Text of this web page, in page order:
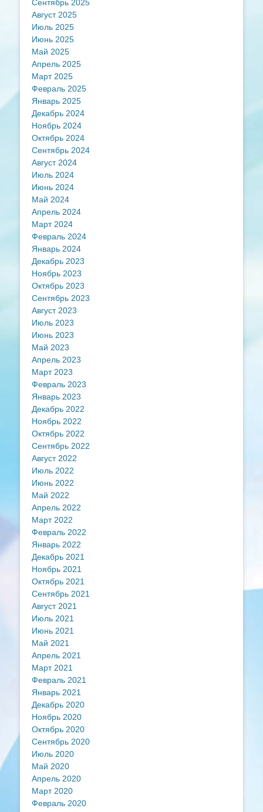
Сентябрь 2025
Август 2025
Июль 2025
Июнь 2025
Май 2025
Апрель 2025
Март 2025
Февраль 2025
Январь 2025
Декабрь 2024
Ноябрь 2024
Октябрь 2024
Сентябрь 2024
Август 2024
Июль 2024
Июнь 2024
Май 2024
Апрель 2024
Март 2024
Февраль 2024
Январь 2024
Декабрь 2023
Ноябрь 2023
Октябрь 2023
Сентябрь 2023
Август 2023
Июль 2023
Июнь 2023
Май 2023
Апрель 2023
Март 2023
Февраль 2023
Январь 2023
Декабрь 2022
Ноябрь 2022
Октябрь 2022
Сентябрь 2022
Август 2022
Июль 2022
Июнь 2022
Май 2022
Апрель 2022
Март 2022
Февраль 2022
Январь 2022
Декабрь 2021
Ноябрь 2021
Октябрь 2021
Сентябрь 2021
Август 2021
Июль 2021
Июнь 2021
Май 2021
Апрель 2021
Март 2021
Февраль 2021
Январь 2021
Декабрь 2020
Ноябрь 2020
Октябрь 2020
Сентябрь 2020
Июль 2020
Май 2020
Апрель 2020
Март 2020
Февраль 2020